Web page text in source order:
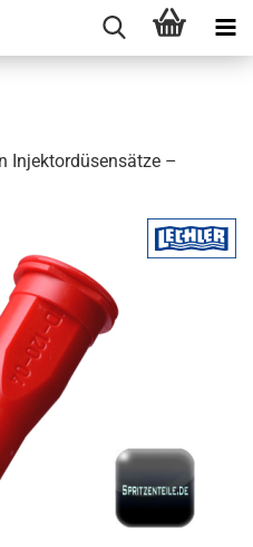
Injektordüsensätze –